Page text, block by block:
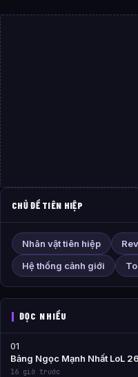
CHỦ ĐỀ TIÊN HIỆP
Nhân vật tiên hiệp
Hệ thống cảnh giới
ĐỌC NHIỀU
01
Bảng Ngọc Mạnh Nhất LoL
16 giờ trước